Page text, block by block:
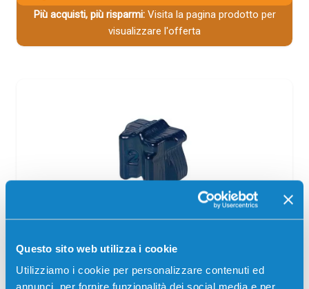
Questo sito web utilizza i cookie
Utilizziamo i cookie per personalizzare contenuti ed
annunci, per fornire funzionalità dei social media e per
Più acquisti, più risparmi:Visita la pagina prodotto per
visualizzare l'offerta
Cartuccia compatibile Xerox 108R00605
CIANO
Codice:108R00605.C